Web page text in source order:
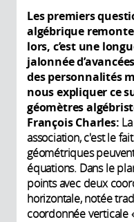
Les premiers
algébrique
lors, c’est une
jalonnée
des personnalités
nous expliquer ce
géomètres
François Charles:
association, c'est le
géométriques
équations. Dans le
points avec deux
horizontale, notée
coordonnée verticale